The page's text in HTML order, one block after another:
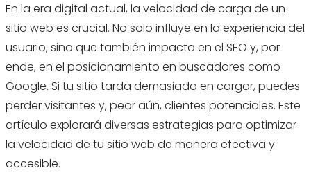
FAQs sobre la optimización de la velocidad de
carga
1. ¿Cuál es el tiempo de carga ideal para
un sitio web?
medir la velocidad de mi web?
3. ¿El diseño responsive afecta la
velocidad de carga?
4. ¿Qué es el cacheo y cómo puede
ayudarme?
En la era digital actual, la velocidad de carga de un
sitio web es crucial. No solo influye en la experiencia del
usuario, sino que también impacta en el SEO y, por
ende, en el posicionamiento en buscadores como
Google. Si tu sitio tarda demasiado en cargar, puedes
perder visitantes y, peor aún, clientes potenciales. Este
artículo explorará diversas estrategias para optimizar
la velocidad de tu sitio web de manera efectiva y
accesible.